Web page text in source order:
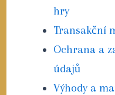
hry
Transakční
Ochrana a
údajů
Výhody a